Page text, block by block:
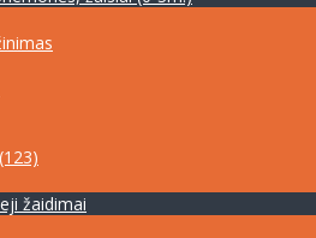
žaidimai